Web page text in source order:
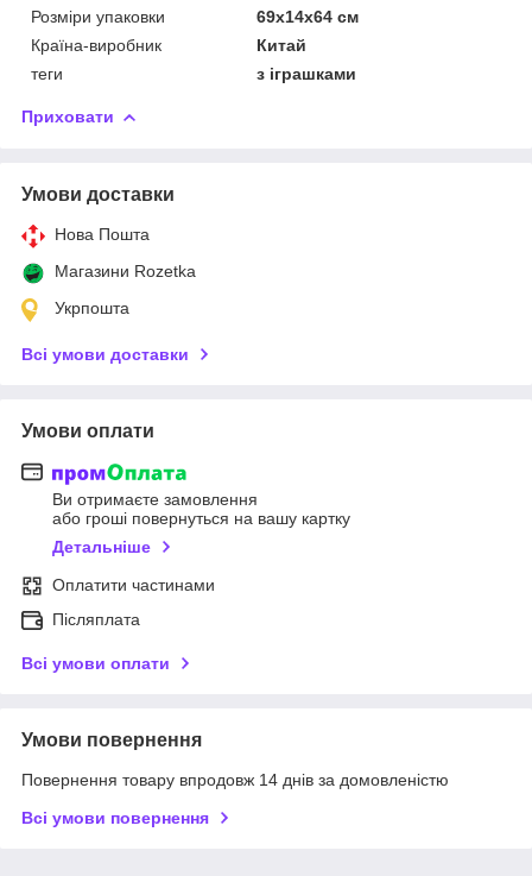
Розміри упаковки
69x14x64 см
Країна-виробник
Китай
теги
з іграшками
Приховати
Умови доставки
Нова Пошта
Магазини Rozetka
Укрпошта
Всі умови доставки
Умови оплати
Ви отримаєте замовлення
або гроші повернуться на вашу картку
Детальніше
Оплатити частинами
Післяплата
Всі умови оплати
Умови повернення
Повернення товару впродовж 14 днів за домовленістю
Всі умови повернення